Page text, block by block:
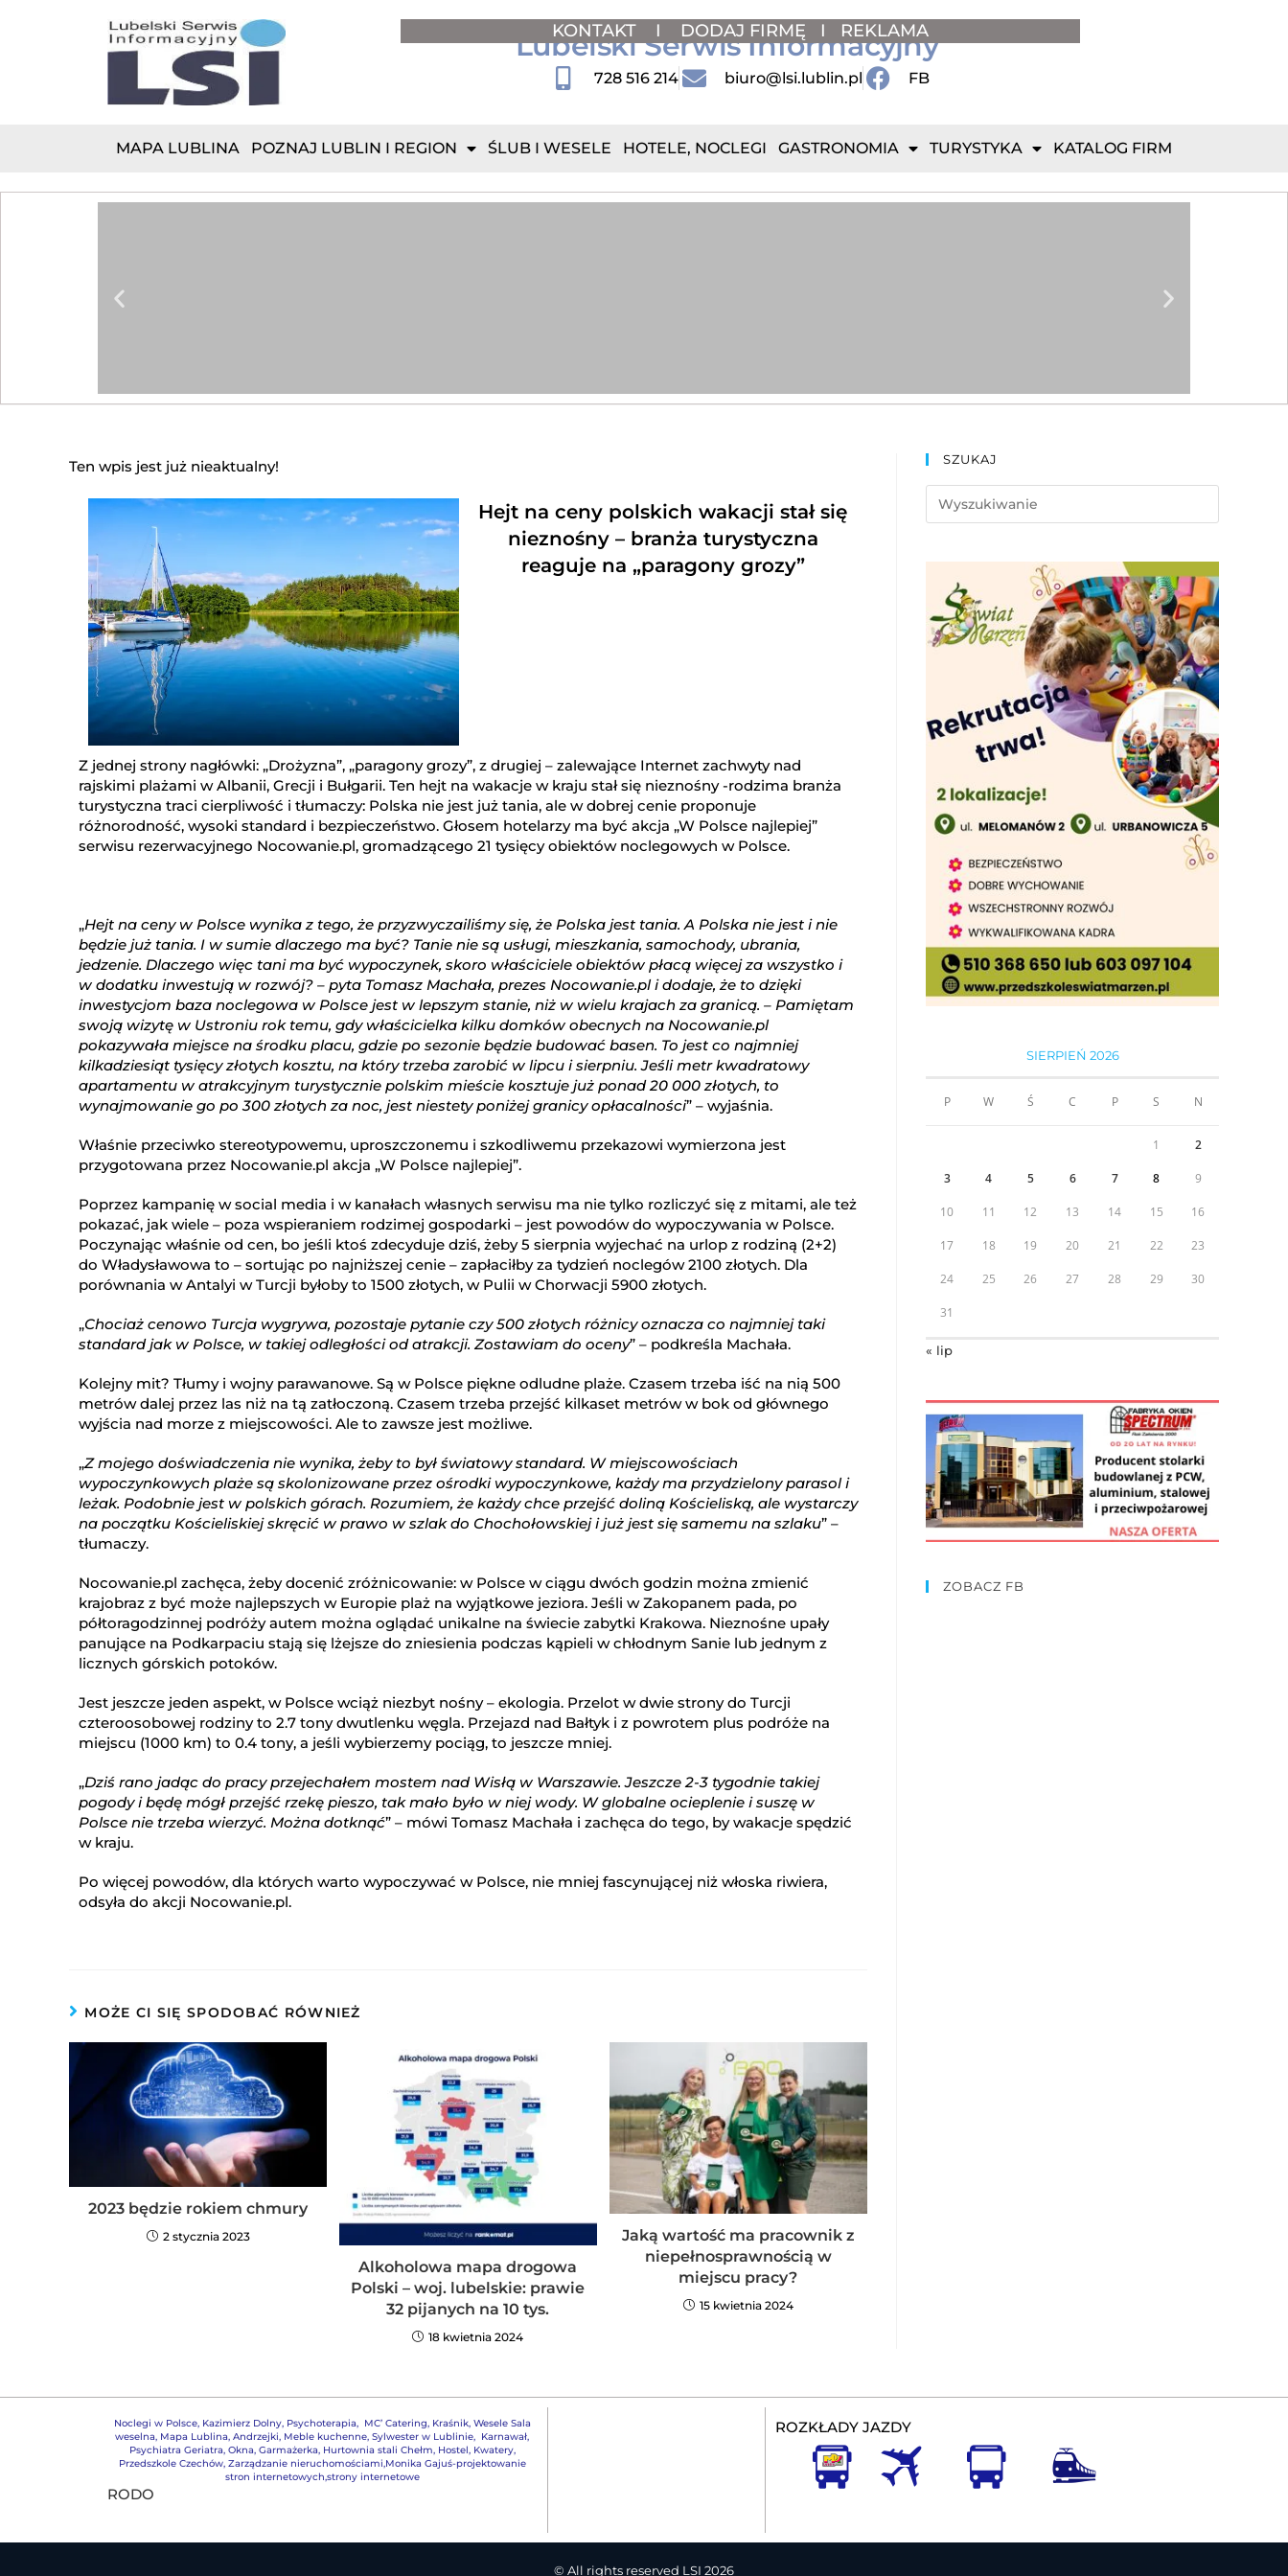
KONTAKT I DODAJ FIRMĘ I REKLAMA
Lubelski Serwis Informacyjny
728 516 214 biuro@lsi.lublin.pl FB
MAPA LUBLINA POZNAJ LUBLIN I REGION ŚLUB I WESELE HOTELE, NOCLEGI GASTRONOMIA TURYSTYKA KATALOG FIRM
Ten wpis jest już nieaktualny!
Hejt na ceny polskich wakacji stał się
nieznośny – branża turystyczna
reaguje na „paragony grozy”
Z jednej strony nagłówki: „Drożyzna”, „paragony grozy”, z drugiej – zalewające Internet zachwyty nad
rajskimi plażami w Albanii, Grecji i Bułgarii. Ten hejt na wakacje w kraju stał się nieznośny -rodzima branża
turystyczna traci cierpliwość i tłumaczy: Polska nie jest już tania, ale w dobrej cenie proponuje
różnorodność, wysoki standard i bezpieczeństwo. Głosem hotelarzy ma być akcja „W Polsce najlepiej”
serwisu rezerwacyjnego Nocowanie.pl, gromadzącego 21 tysięcy obiektów noclegowych w Polsce.
„Hejt na ceny w Polsce wynika z tego, że przyzwyczailiśmy się, że Polska jest tania. A Polska nie jest i nie
będzie już tania. I w sumie dlaczego ma być? Tanie nie są usługi, mieszkania, samochody, ubrania,
jedzenie. Dlaczego więc tani ma być wypoczynek, skoro właściciele obiektów płacą więcej za wszystko i
w dodatku inwestują w rozwój? – pyta Tomasz Machała, prezes Nocowanie.pl i dodaje, że to dzięki
inwestycjom baza noclegowa w Polsce jest w lepszym stanie, niż w wielu krajach za granicą. – Pamiętam
swoją wizytę w Ustroniu rok temu, gdy właścicielka kilku domków obecnych na Nocowanie.pl
pokazywała miejsce na środku placu, gdzie po sezonie będzie budować basen. To jest co najmniej
kilkadziesiąt tysięcy złotych kosztu, na który trzeba zarobić w lipcu i sierpniu. Jeśli metr kwadratowy
apartamentu w atrakcyjnym turystycznie polskim mieście kosztuje już ponad 20 000 złotych, to
wynajmowanie go po 300 złotych za noc, jest niestety poniżej granicy opłacalności” – wyjaśnia.
Właśnie przeciwko stereotypowemu, uproszczonemu i szkodliwemu przekazowi wymierzona jest
przygotowana przez Nocowanie.pl akcja „W Polsce najlepiej”.
Poprzez kampanię w social media i w kanałach własnych serwisu ma nie tylko rozliczyć się z mitami, ale też
pokazać, jak wiele – poza wspieraniem rodzimej gospodarki – jest powodów do wypoczywania w Polsce.
Poczynając właśnie od cen, bo jeśli ktoś zdecyduje dziś, żeby 5 sierpnia wyjechać na urlop z rodziną (2+2)
do Władysławowa to – sortując po najniższej cenie – zapłaciłby za tydzień noclegów 2100 złotych. Dla
porównania w Antalyi w Turcji byłoby to 1500 złotych, w Pulii w Chorwacji 5900 złotych.
„Chociaż cenowo Turcja wygrywa, pozostaje pytanie czy 500 złotych różnicy oznacza co najmniej taki
standard jak w Polsce, w takiej odległości od atrakcji. Zostawiam do oceny” – podkreśla Machała.
Kolejny mit? Tłumy i wojny parawanowe. Są w Polsce piękne odludne plaże. Czasem trzeba iść na nią 500
metrów dalej przez las niż na tą zatłoczoną. Czasem trzeba przejść kilkaset metrów w bok od głównego
wyjścia nad morze z miejscowości. Ale to zawsze jest możliwe.
„Z mojego doświadczenia nie wynika, żeby to był światowy standard. W miejscowościach
wypoczynkowych plaże są skolonizowane przez ośrodki wypoczynkowe, każdy ma przydzielony parasol i
leżak. Podobnie jest w polskich górach. Rozumiem, że każdy chce przejść doliną Kościeliską, ale wystarczy
na początku Kościeliskiej skręcić w prawo w szlak do Chochołowskiej i już jest się samemu na szlaku” –
tłumaczy.
Nocowanie.pl zachęca, żeby docenić zróżnicowanie: w Polsce w ciągu dwóch godzin można zmienić
krajobraz z być może najlepszych w Europie plaż na wyjątkowe jeziora. Jeśli w Zakopanem pada, po
półtoragodzinnej podróży autem można oglądać unikalne na świecie zabytki Krakowa. Nieznośne upały
panujące na Podkarpaciu stają się lżejsze do zniesienia podczas kąpieli w chłodnym Sanie lub jednym z
licznych górskich potoków.
Jest jeszcze jeden aspekt, w Polsce wciąż niezbyt nośny – ekologia. Przelot w dwie strony do Turcji
czteroosobowej rodziny to 2.7 tony dwutlenku węgla. Przejazd nad Bałtyk i z powrotem plus podróże na
miejscu (1000 km) to 0.4 tony, a jeśli wybierzemy pociąg, to jeszcze mniej.
„Dziś rano jadąc do pracy przejechałem mostem nad Wisłą w Warszawie. Jeszcze 2-3 tygodnie takiej
pogody i będę mógł przejść rzekę pieszo, tak mało było w niej wody. W globalne ocieplenie i suszę w
Polsce nie trzeba wierzyć. Można dotknąć” – mówi Tomasz Machała i zachęca do tego, by wakacje spędzić
w kraju.
Po więcej powodów, dla których warto wypoczywać w Polsce, nie mniej fascynującej niż włoska riwiera,
odsyła do akcji Nocowanie.pl.
MOŻE CI SIĘ SPODOBAĆ RÓWNIEŻ
2023 będzie rokiem chmury
2 stycznia 2023
Alkoholowa mapa drogowa
Polski – woj. lubelskie: prawie
32 pijanych na 10 tys.
18 kwietnia 2024
Jaką wartość ma pracownik z
niepełnosprawnością w
miejscu pracy?
15 kwietnia 2024
SZUKAJ
SIERPIEŃ 2026
P W Ś C P S N
1 2
3 4 5 6 7 8 9
10 11 12 13 14 15 16
17 18 19 20 21 22 23
24 25 26 27 28 29 30
31
« lip
ZOBACZ FB
Noclegi w Polsce, Kazimierz Dolny, Psychoterapia, MC’ Catering, Kraśnik, Wesele Sala
weselna, Mapa Lublina,Andrzejki, Meble kuchenne,Sylwester w Lublinie, Karnawał,
Psychiatra Geriatra, Okna, Garmażerka, Hurtownia stali Chełm, Hostel, Kwatery,
Przedszkole Czechów, Zarządzanie nieruchomościami,Monika Gajuś-projektowanie
stron internetowych,strony internetowe
RODO
ROZKŁADY JAZDY
© All rights reserved LSI 2026